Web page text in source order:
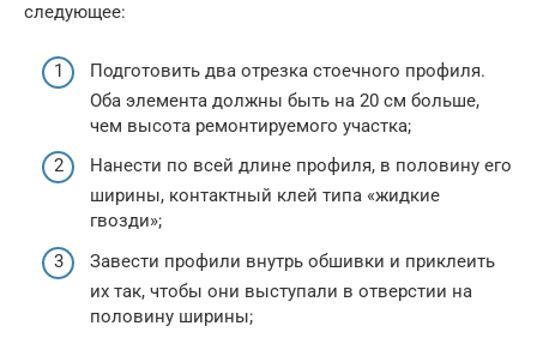
следующее:
Подготовить два отрезка стоечного профиля.
Оба элемента должны быть на 20 см больше,
чем высота ремонтируемого участка;
Нанести по всей длине профиля, в половину его
ширины, контактный клей типа «жидкие
гвозди»;
Завести профили внутрь обшивки и приклеить
их так, чтобы они выступали в отверстии на
половину ширины;